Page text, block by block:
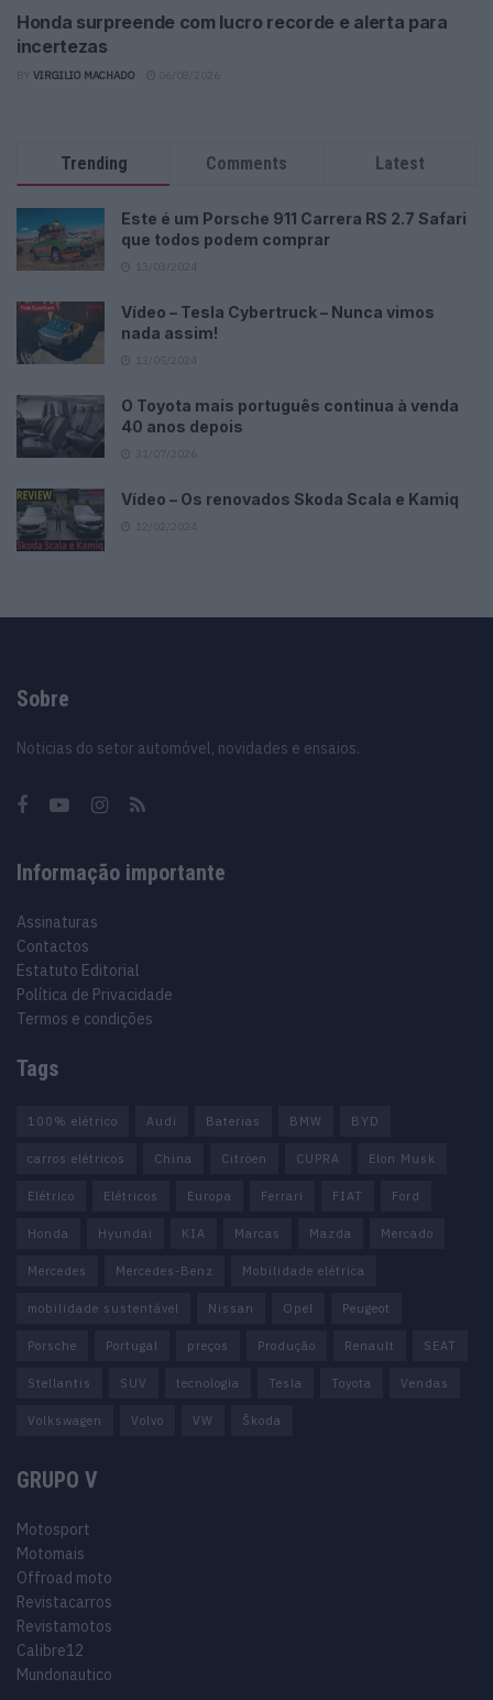
Honda surpreende com lucro recorde e alerta para
incertezas
VIRGILIO MACHADO
Trending Comments Latest
Este é um Porsche 911 Carrera RS 2.7 Safari
que todos podem comprar
Vídeo – Tesla Cybertruck – Nunca vimos
nada assim!
O Toyota mais português continua à venda
40 anos depois
Vídeo – Os renovados Skoda Scala e Kamiq
Sobre
Noticias do setor automóvel, novidades e ensaios.
Informação importante
Assinaturas
Contactos
Estatuto Editorial
Política de Privacidade
Termos e condições
Tags
100% elétrico Audi Baterias BMW BYD
carros elétricos China Citröen CUPRA Elon Musk
Elétrico Elétricos Europa Ferrari FIAT Ford
Honda Hyundai KIA Marcas Mazda Mercado
Mercedes Mercedes-Benz Mobilidade elétrica
mobilidade sustentável Nissan Opel Peugeot
Porsche Portugal preços Produção Renault SEAT
Stellantis SUV tecnologia Tesla Toyota Vendas
Volkswagen Volvo VW Škoda
GRUPO V
Motosport
Motomais
Offroad moto
Revistacarros
Revistamotos
Calibre12
Mundonautico